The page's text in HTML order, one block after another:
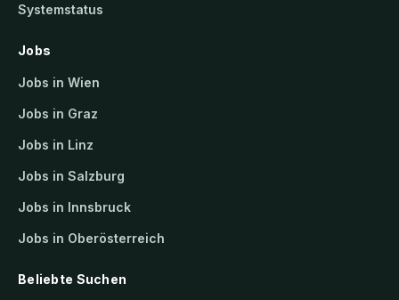
Systemstatus
Jobs
Jobs in Wien
Jobs in Graz
Jobs in Linz
Jobs in Salzburg
Jobs in Innsbruck
Jobs in Oberösterreich
Beliebte Suchen